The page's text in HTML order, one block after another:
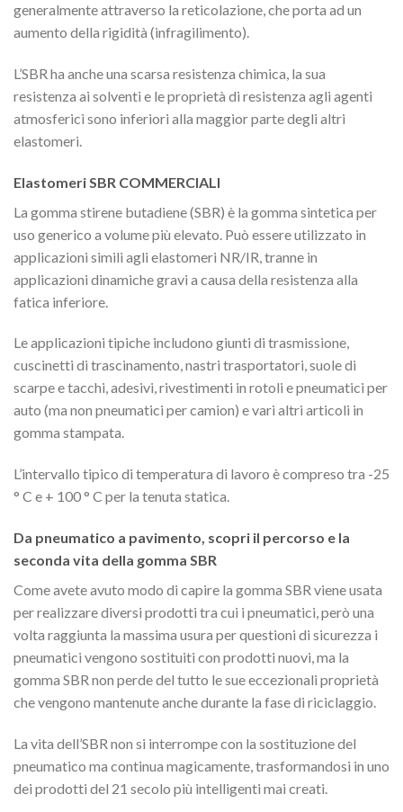
generalmente attraverso la reticolazione, che porta ad un
aumento della rigidità (infragilimento).
L’SBR ha anche una scarsa resistenza chimica, la sua
resistenza ai solventi e le proprietà di resistenza agli agenti
atmosferici sono inferiori alla maggior parte degli altri
elastomeri.
Elastomeri SBR COMMERCIALI
La gomma stirene butadiene (SBR) è la gomma sintetica per
uso generico a volume più elevato. Può essere utilizzato in
applicazioni simili agli elastomeri NR/IR, tranne in
applicazioni dinamiche gravi a causa della resistenza alla
fatica inferiore.
Le applicazioni tipiche includono giunti di trasmissione,
cuscinetti di trascinamento, nastri trasportatori, suole di
scarpe e tacchi, adesivi, rivestimenti in rotoli e pneumatici per
auto (ma non pneumatici per camion) e vari altri articoli in
gomma stampata.
L’intervallo tipico di temperatura di lavoro è compreso tra -25
° C e + 100 ° C per la tenuta statica.
Da pneumatico a pavimento, scopri il percorso e la
seconda vita della gomma SBR
Come avete avuto modo di capire la gomma SBR viene usata
per realizzare diversi prodotti tra cui i pneumatici, però una
volta raggiunta la massima usura per questioni di sicurezza i
pneumatici vengono sostituiti con prodotti nuovi, ma la
gomma SBR non perde del tutto le sue eccezionali proprietà
che vengono mantenute anche durante la fase di riciclaggio.
La vita dell’SBR non si interrompe con la sostituzione del
pneumatico ma continua magicamente, trasformandosi in uno
dei prodotti del 21 secolo più intelligenti mai creati.